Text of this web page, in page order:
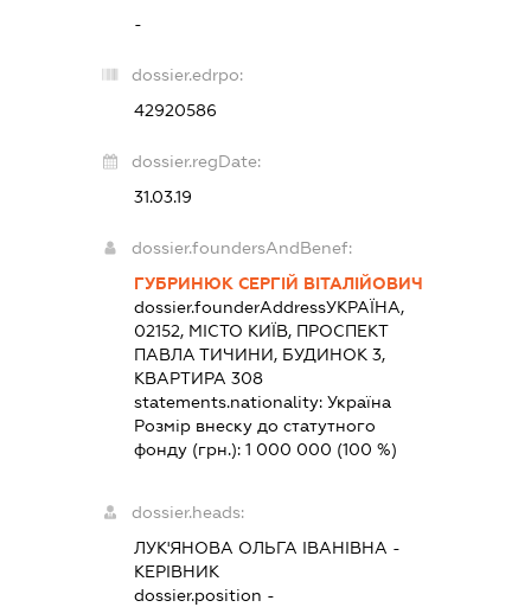
-
dossier.edrpo:
42920586
dossier.regDate:
31.03.19
dossier.foundersAndBenef:
ГУБРИНЮК СЕРГІЙ ВІТАЛІЙОВИЧ
dossier.founderAddressУКРАЇНА,
02152, МІСТО КИЇВ, ПРОСПЕКТ
ПАВЛА ТИЧИНИ, БУДИНОК 3,
КВАРТИРА 308
statements.nationality:Україна
Розмір внеску до статутного
фонду (грн.):1 000 000 (100 %)
dossier.heads:
ЛУК'ЯНОВА ОЛЬГА ІВАНІВНА -
КЕРІВНИК
dossier.position -